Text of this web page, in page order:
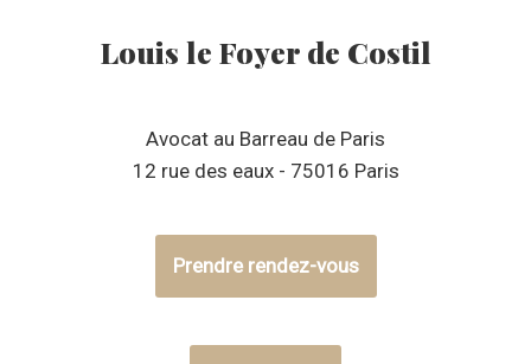
Louis le Foyer de Costil
Avocat au Barreau de Paris
12 rue des eaux - 75016 Paris
Prendre rendez-vous